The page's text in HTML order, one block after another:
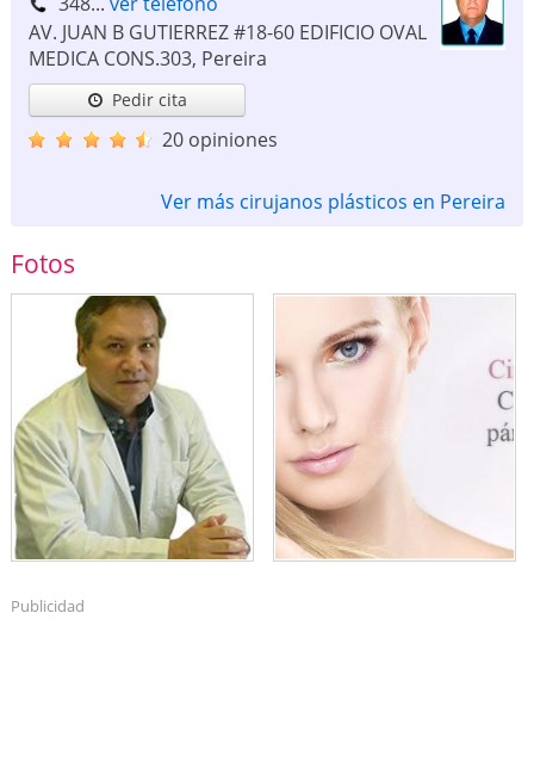
AV. JUAN B GUTIERREZ #18-60 EDIFICIO OVAL
MEDICA CONS.303, Pereira
Pedir cita
20 opiniones
Ver más cirujanos plásticos en Pereira
Fotos
Publicidad